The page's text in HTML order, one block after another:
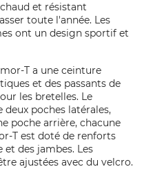
et résistant
toute l'année. Les
ont un design sportif et
T a une ceinture
et des passants de
les bretelles. Le
deux poches latérales,
poche arrière, chacune
T est doté de renforts
des jambes. Les
ajustées avec du velcro.